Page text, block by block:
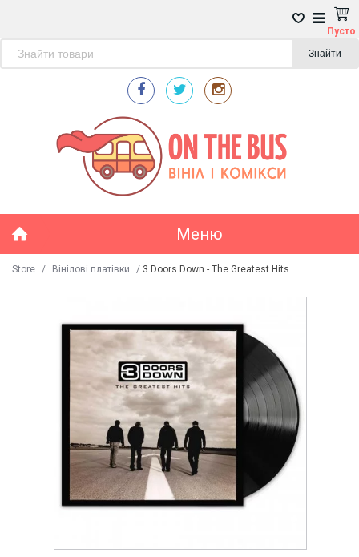
Пусто
Знайти
Меню
Store / Вінілові платівки / 3 Doors Down - The Greatest Hits